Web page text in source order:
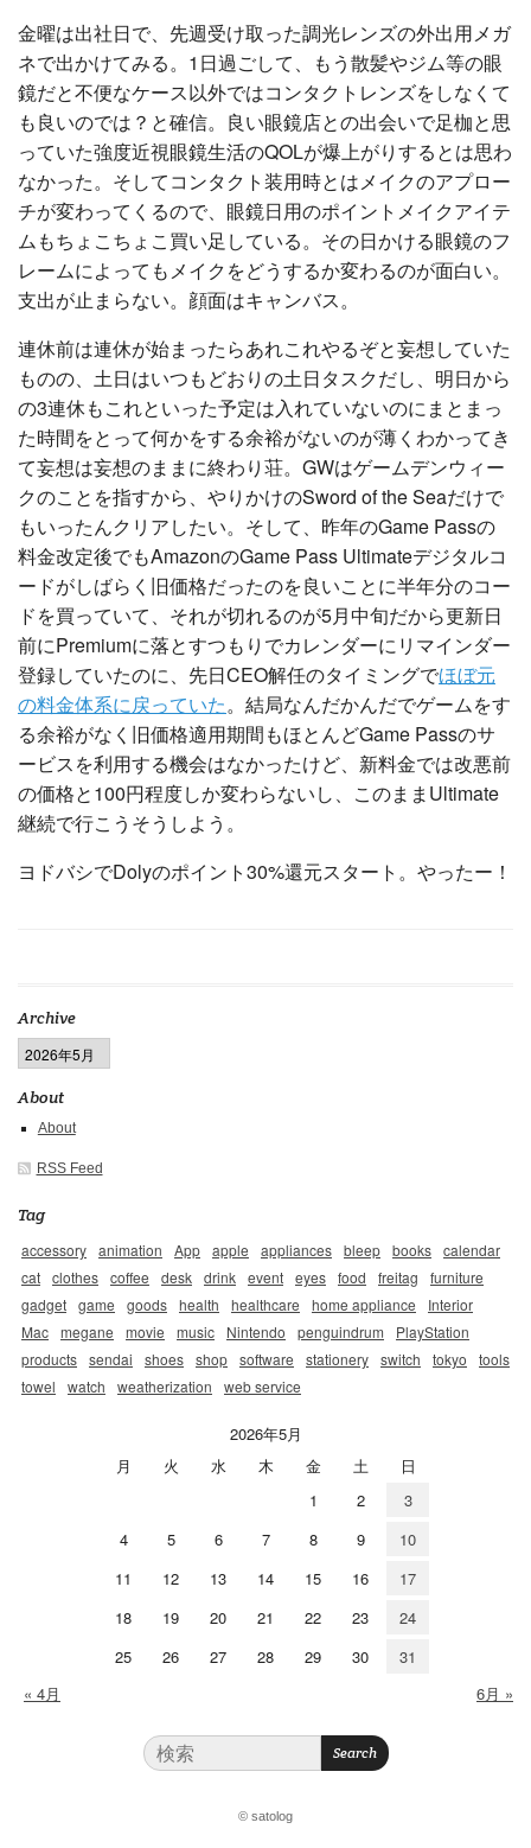
金曜は出社日で、先週受け取った調光レンズの外出用メガ
ネで出かけてみる。1日過ごして、もう散髪やジム等の眼
鏡だと不便なケース以外ではコンタクトレンズをしなくて
も良いのでは？と確信。良い眼鏡店との出会いで足枷と思
っていた強度近視眼鏡生活のQOLが爆上がりするとは思わ
なかった。そしてコンタクト装用時とはメイクのアプロー
チが変わってくるので、眼鏡日用のポイントメイクアイテ
ムもちょこちょこ買い足している。その日かける眼鏡のフ
レームによってもメイクをどうするか変わるのが面白い。
支出が止まらない。顔面はキャンバス。
連休前は連休が始まったらあれこれやるぞと妄想していた
ものの、土日はいつもどおりの土日タスクだし、明日から
の3連休もこれといった予定は入れていないのにまとまっ
た時間をとって何かをする余裕がないのが薄くわかってき
て妄想は妄想のままに終わり荘。GWはゲームデンウィー
クのことを指すから、やりかけのSword of the Seaだけで
もいったんクリアしたい。そして、昨年のGame Passの
料金改定後でもAmazonのGame Pass Ultimateデジタルコ
ードがしばらく旧価格だったのを良いことに半年分のコー
ドを買っていて、それが切れるのが5月中旬だから更新日
前にPremiumに落とすつもりでカレンダーにリマインダー
登録していたのに、先日CEO解任のタイミングでほぼ元
の料金体系に戻っていた。結局なんだかんだでゲームをす
る余裕がなく旧価格適用期間もほとんどGame Passのサ
ービスを利用する機会はなかったけど、新料金では改悪前
の価格と100円程度しか変わらないし、このままUltimate
継続で行こうそうしよう。
ヨドバシでDolyのポイント30%還元スタート。やったー！
Archive
About
About
RSS Feed
Tag
accessory animation App apple appliances bleep books calendar
cat clothes coffee desk drink event eyes food freitag
furniture
gadget game goods health healthcare home appliance
Interior
Mac megane movie music Nintendo penguindrum
PlayStation
products sendai shoes shop software stationery switch tokyo
tools
towel
watch weatherization web service
2026年5月
月
火 水 木 金 土
日
1
2
3
4
5 6 7 8 9
10
11
12 13 14 15 16
17
18
19 20 21 22 23
24
25
26 27 28 29 30
31
« 4月
6月 »
© satolog